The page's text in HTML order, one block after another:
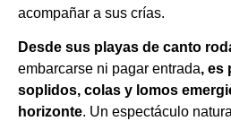
acompañar a sus crías.
Desde sus playas de canto
embarcarse ni pagar entrada, es
soplidos, colas y lomos
horizonte. Un espectáculo